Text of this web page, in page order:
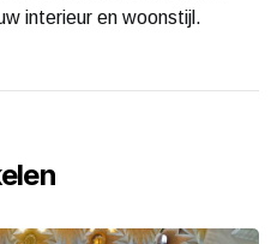
interieur en woonstijl.